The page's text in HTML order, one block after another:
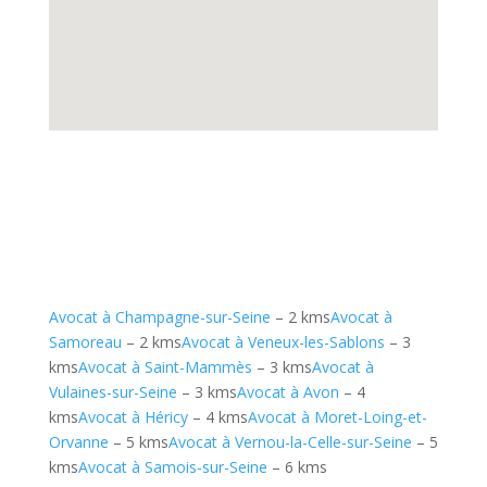
Avocat à Champagne-sur-Seine – 2 kmsAvocat à
Samoreau – 2 kmsAvocat à Veneux-les-Sablons – 3
kmsAvocat à Saint-Mammès – 3 kmsAvocat à
Vulaines-sur-Seine – 3 kmsAvocat à Avon – 4
kmsAvocat à Héricy– 4 kmsAvocat à Moret-Loing-et-
Orvanne – 5 kmsAvocat à Vernou-la-Celle-sur-Seine – 5
kmsAvocat à Samois-sur-Seine – 6 kms